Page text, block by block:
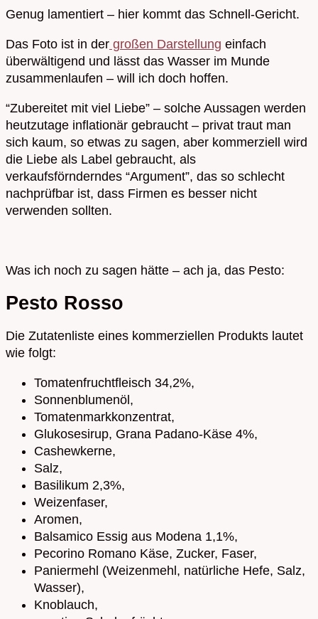
Genug lamentiert – hier kommt das Schnell-Gericht.
Das Foto ist in der großen Darstellung einfach
überwältigend und lässt das Wasser im Munde
zusammenlaufen – will ich doch hoffen.
“Zubereitet mit viel Liebe” – solche Aussagen werden
heutzutage inflationär gebraucht – privat traut man
sich kaum, so etwas zu sagen, aber kommerziell wird
die Liebe als Label gebraucht, als
verkaufsförnderndes “Argument”, das so schlecht
nachprüfbar ist, dass Firmen es besser nicht
verwenden sollten.
Was ich noch zu sagen hätte – ach ja, das Pesto:
Pesto Rosso
Die Zutatenliste eines kommerziellen Produkts lautet
wie folgt:
Tomatenfruchtfleisch 34,2%,
Sonnenblumenöl,
Tomatenmarkkonzentrat,
Glukosesirup, Grana Padano-Käse 4%,
Cashewkerne,
Salz,
Basilikum 2,3%,
Weizenfaser,
Aromen,
Balsamico Essig aus Modena 1,1%,
Pecorino Romano Käse, Zucker, Faser,
Paniermehl (Weizenmehl, natürliche Hefe, Salz,
Wasser),
Knoblauch,